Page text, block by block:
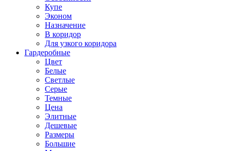
Купе
Эконом
Назначение
В коридор
Для узкого коридора
Гардеробные
Цвет
Белые
Светлые
Серые
Темные
Цена
Элитные
Дешевые
Размеры
Большие